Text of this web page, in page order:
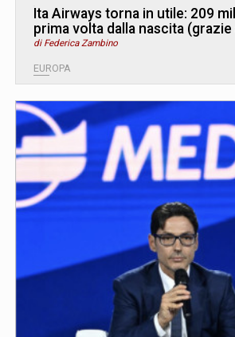
Ita Airways torna in utile: 209
prima volta dalla nascita
di Federica Zambino
EUROPA